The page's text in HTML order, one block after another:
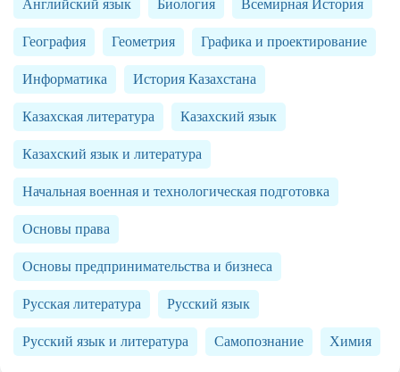
Английский язык Биология Всемирная История
География Геометрия Графика и проектирование
Информатика История Казахстана
Казахская литература Казахский язык
Казахский язык и литература
Начальная военная и технологическая подготовка
Основы права
Основы предпринимательства и бизнеса
Русская литература Русский язык
Русский язык и литература Самопознание Химия